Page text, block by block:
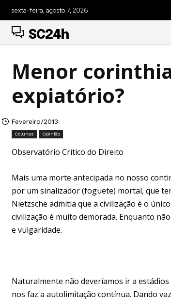
sexta-feira, agosto 7, 2026
SC24h
Menor
expiatório?
Fevereiro/2013
Colunas Opinião
Observatório Crítico do Direito
Mais uma morte antecipada no nosso
por um sinalizador (foguete) mortal, que
Nietzsche admitia que a civilização é o
civilização é muito demorada. Enquanto
e vulgaridade.
Naturalmente não deveríamos ir a
nos faz a autolimitação contínua. Dando